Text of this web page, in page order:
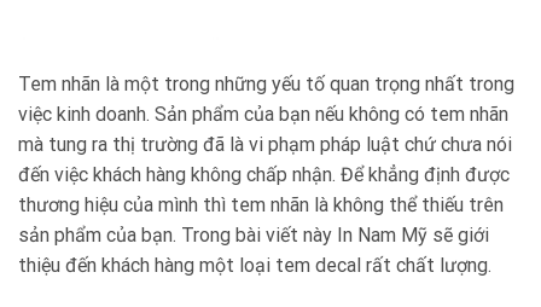
Tem nhãn là một trong những yếu tố quan trọng nhất trong
việc kinh doanh. Sản phẩm của bạn nếu không có tem nhãn
mà tung ra thị trường đã là vi phạm pháp luật chứ chưa nói
đến việc khách hàng không chấp nhận. Để khẳng định được
thương hiệu của mình thì tem nhãn là không thể thiếu trên
sản phẩm của bạn. Trong bài viết này In Nam Mỹ sẽ giới
thiệu đến khách hàng một loại tem decal rất chất lượng.